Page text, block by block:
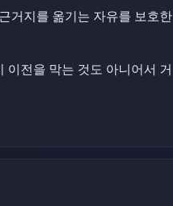
거지를 옮기는 자유를 보호한
이전을 막는 것도 아니어서 거